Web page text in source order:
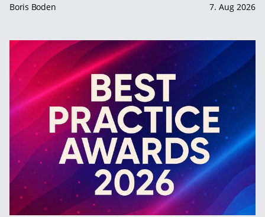
Boris Boden 7. Aug 2026